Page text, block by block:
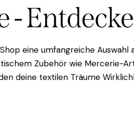
-
eine umfangreiche
Zubehör wie Mercerie-
deine textilen Träume